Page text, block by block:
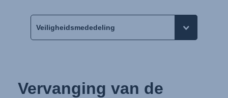
Vervanging van de